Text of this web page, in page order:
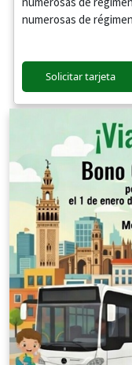
numerosas de
Solicitar tarjeta